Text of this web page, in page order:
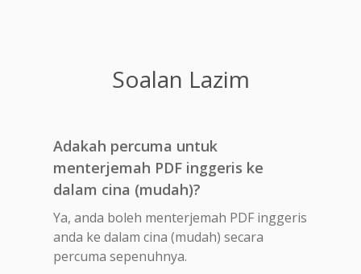
Soalan Lazim
Adakah percuma untuk
menterjemah PDF inggeris ke
dalam cina (mudah)?
Ya, anda boleh menterjemah PDF inggeris
anda ke dalam cina (mudah) secara
percuma sepenuhnya.